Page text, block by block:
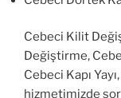
Cebeci Kilit
Değiştirme,
Cebeci Kapı
hizmetimizde